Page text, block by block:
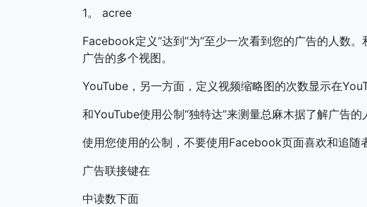
1。 acree
Facebook定义“达到”为“至少一次看到您的广告的人数
广告的多个视图。
YouTube，另一方面，定义视频缩略图的次数显示在
和YouTube使用公制“独特达”来测量总麻木据了解广告的
使用您使用的公制，不要使用Facebook页面喜欢和追随
广告联接键在
中读数下面